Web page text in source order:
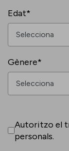
Edat*
Gènere*
Autoritzo el
personals.